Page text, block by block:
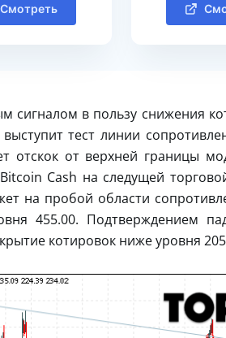
Смотреть
сигналом в пользу снижения
тест линии
отскок от верхней границы
Cash на следущей
на пробой области
455.00. Подтверждением
котировок ниже уровня